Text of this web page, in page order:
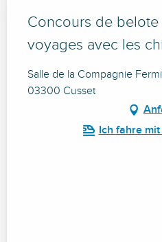
Concours de belote
voyages avec les
Salle de la Compagnie
03300 Cusset
Ich fahre